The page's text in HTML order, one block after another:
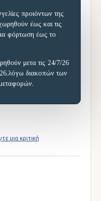
προιόντων της
έως και τις
φόρτωση έως το
μετα τις 24/7/26
26,λόγω διακοπών των
μια κριτική